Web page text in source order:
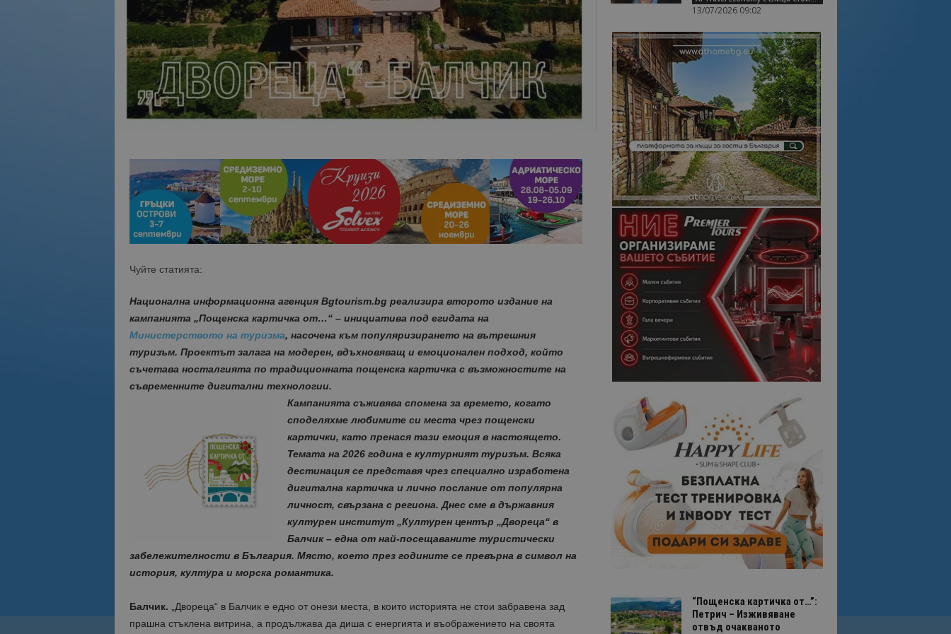
Чуйте статията:
Национална информационна агенция Bgtourism.bg реализира второто издание на
кампанията „Пощенска картичка от…“ – инициатива под егидата на
Министерството на туризма, насочена към популяризирането на вътрешния
туризъм. Проектът залага на модерен, вдъхновяващ и емоционален подход, който
съчетава носталгията по традиционната пощенска картичка с възможностите на
съвременните дигитални технологии.
Кампанията съживява спомена за времето, когато
споделяхме любимите си места чрез пощенски
картички, като пренася тази емоция в настоящето.
Темата на 2026 година е културният туризъм. Всяка
дестинация се представя чрез специално изработена
дигитална картичка и лично послание от популярна
личност, свързана с региона. Днес сме в държавния
културен институт „Културен център „Двореца“ в
Балчик– една от най-посещаваните туристически
забележителности в България. Място, което през годините се превърна в символ на
история, култура и морска романтика.
Балчик.
„Двореца“ в Балчик е едно от онези места, в които историята не стои забравена зад
прашна стъклена витрина, а продължава да диша с енергията и въображението на своята
13/07/2026 09:02
“Пощенска картичка от…”:
Петрич – Изживяване
отвъд очакваното